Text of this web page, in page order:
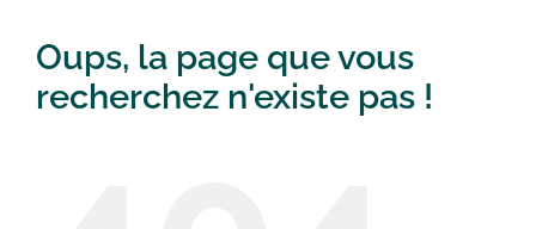
Sylvie Robert
Oups, la page que vous
recherchez n'existe pas !